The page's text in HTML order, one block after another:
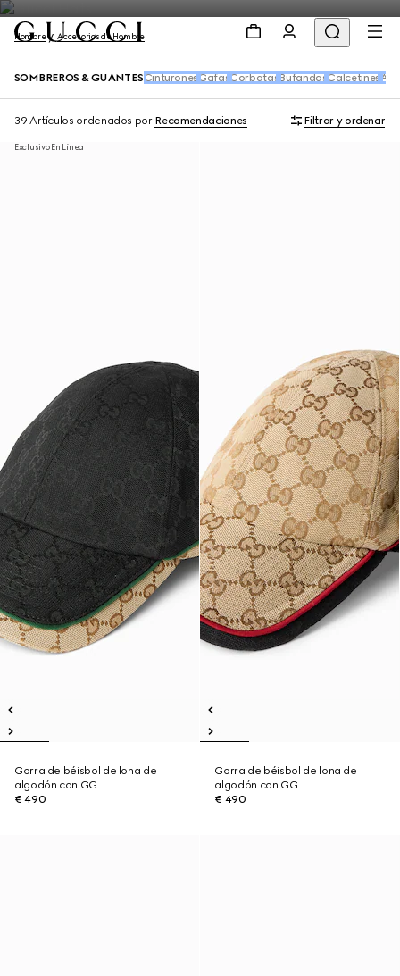
Hombre Accesorios de Hombre
SOMBREROS & GUANTES Cinturones Gafas Corbatas Bufandas Calcetines
39 Artículos ordenados por Recomendaciones Filtrar y ordenar
Exclusivo En Línea
Gorra de béisbol de lona de
algodón con GG
€ 490
Gorra de béisbol de lona de
algodón con GG
€ 490